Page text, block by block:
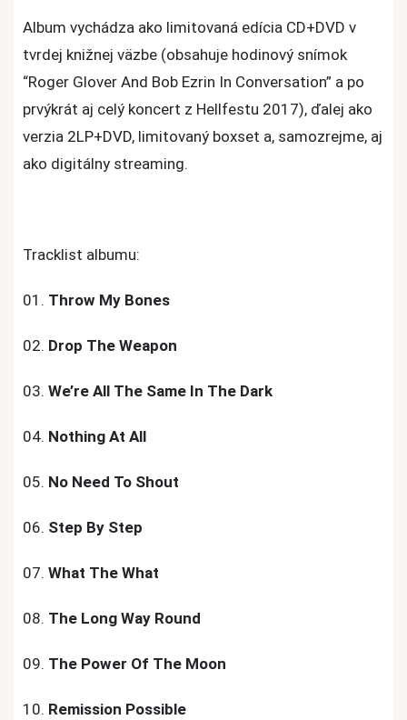
Album vychádza ako limitovaná edícia CD+DVD v
tvrdej knižnej väzbe (obsahuje hodinový snímok
“Roger Glover And Bob Ezrin In Conversation” a po
prvýkrát aj celý koncert z Hellfestu 2017), ďalej ako
verzia 2LP+DVD, limitovaný boxset a, samozrejme, aj
ako digitálny streaming.
Tracklist albumu:
01. Throw My Bones
02. Drop The Weapon
03. We’re All The Same In The Dark
04. Nothing At All
05. No Need To Shout
06. Step By Step
07. What The What
08. The Long Way Round
09. The Power Of The Moon
10. Remission Possible